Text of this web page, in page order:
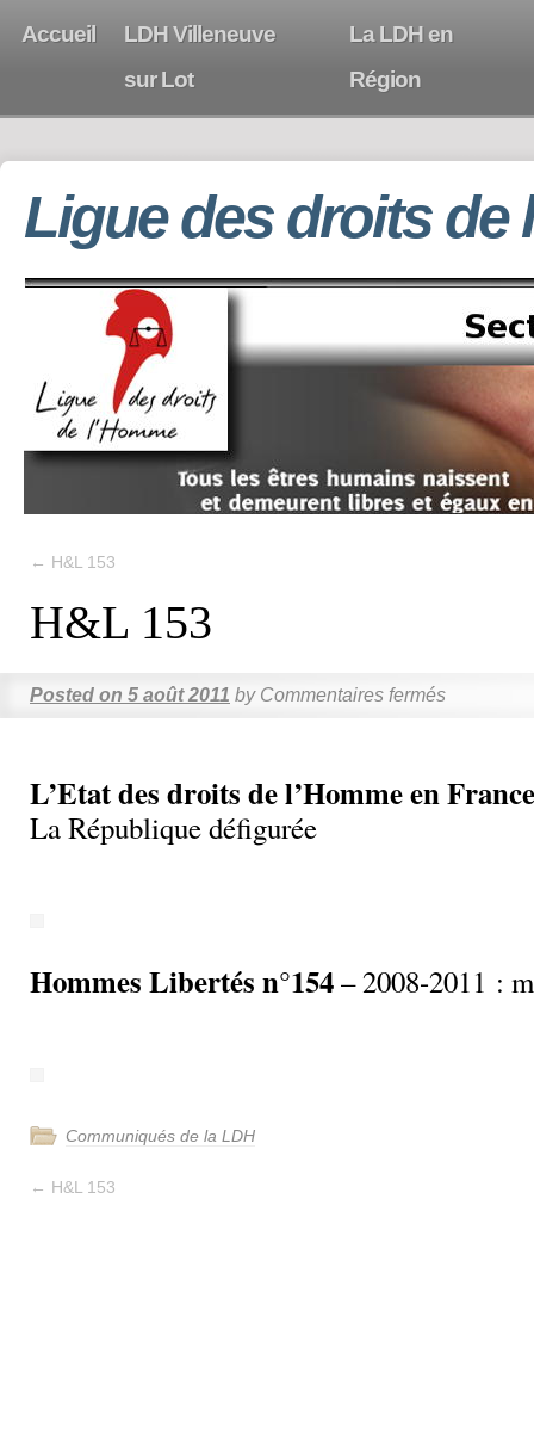
Accueil
LDH Villeneuve
sur Lot
La LDH en
Région
Ligue des droits de
← H&L 153
H&L 153
Posted on 5 août 2011 by Commentaires fermés
L’Etat des droits de l’Homme en
La République défigurée
Hommes Libertés n°154– 2008-2011 :
Communiqués de la LDH
← H&L 153